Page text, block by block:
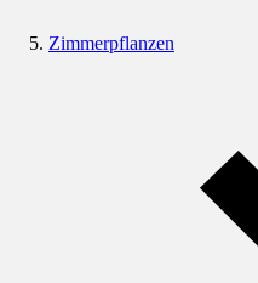
Zimmerpflanzen